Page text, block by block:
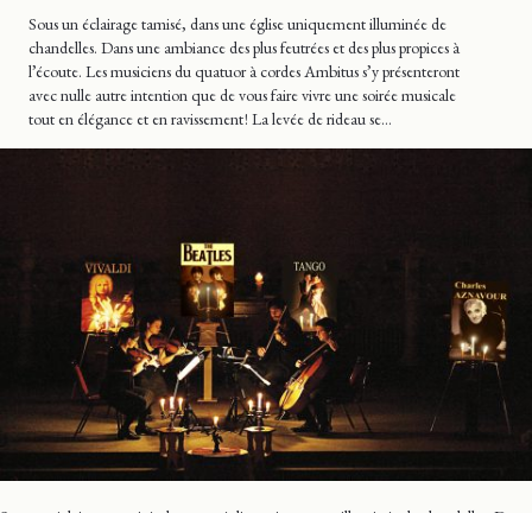
Sous un éclairage tamisé, dans une église uniquement illuminée de
chandelles. Dans une ambiance des plus feutrées et des plus propices à
l’écoute. Les musiciens du quatuor à cordes Ambitus s’y présenteront
avec nulle autre intention que de vous faire vivre une soirée musicale
tout en élégance et en ravissement ! La levée de rideau se…